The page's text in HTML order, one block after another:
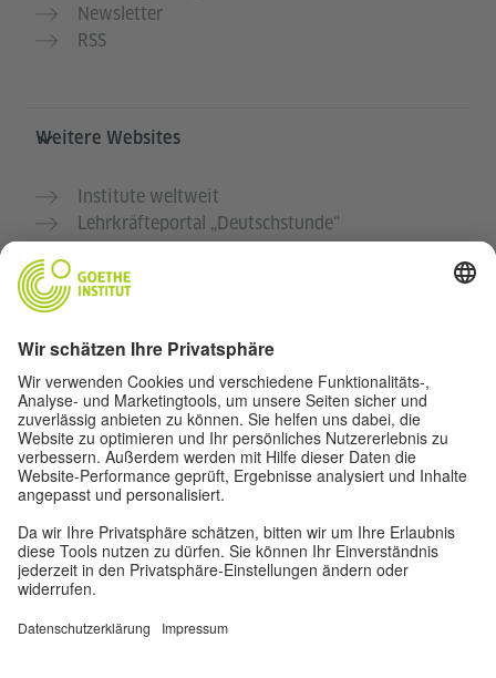
Newsletter
RSS
Weitere Websites
Institute weltweit
Lehrkräfteportal „Deutschstunde“
Deutschübungen „Deutsch für dich“
Kulturmagazin „Zeitgeister“
Datenschutz und Barrierefreiheit
Privatsphäre-Einstellungen
Barrierefreiheit